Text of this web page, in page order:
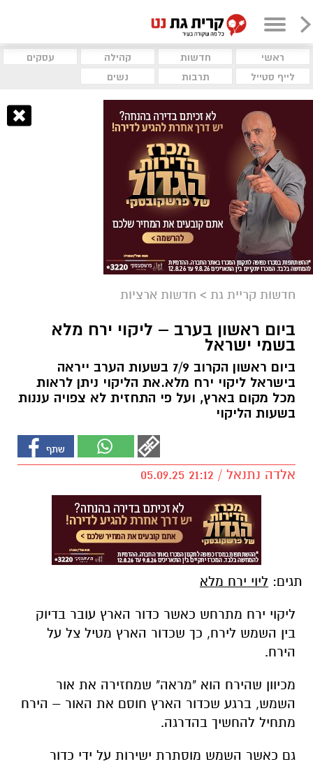
ראשי חדשות קהילה
עסקים
לייף סטייל
תרבות נשים
חדשות קריית גת > חדשות ארציות
ביום ראשון בערב – ליקוי ירח מלא
בשמי ישראל
ביום ראשון הקרוב 7/9 בשעות הערב ייראה
בישראל ליקוי ירח מלא.את הליקוי ניתן לראות
מכל מקום בארץ, ועל פי התחזית לא צפויה עננות
בשעות הליקוי
אלדה נתנאל / 21:12 05.09.25
תגים: ליוי ירח מלא
ליקוי ירח מתרחש כאשר כדור הארץ עובר בדיוק
בין השמש לירח, כך שכדור הארץ מטיל צל על
הירח.
מכיוון שהירח הוא "מראה" שמחזירה את אור
השמש, ברגע שכדור הארץ חוסם את האור – הירח
מתחיל להחשיך בהדרגה.
גם כאשר השמש מוסתרת ישירות על ידי כדור